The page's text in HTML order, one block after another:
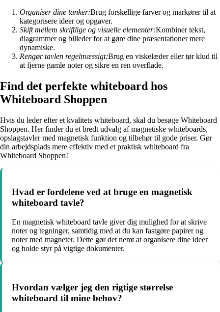
Organiser dine tanker:Brug forskellige farver og markører til at
kategorisere ideer og opgaver.
Skift mellem skriftlige og visuelle elementer:Kombiner tekst,
diagrammer og billeder for at gøre dine præsentationer mere
dynamiske.
Rengør tavlen regelmæssigt:Brug en viskelæder eller tør klud til
at fjerne gamle noter og sikre en ren overflade.
Find det perfekte whiteboard hos
Whiteboard Shoppen
Hvis du leder efter et kvalitets whiteboard, skal du besøge Whiteboard
Shoppen. Her finder du et bredt udvalg af magnetiske whiteboards,
opslagstavler med magnetisk funktion og tilbehør til gode priser. Gør
din arbejdsplads mere effektiv med et praktisk whiteboard fra
Whiteboard Shoppen!
Hvad er fordelene ved at bruge en magnetisk
whiteboard tavle?
En magnetisk whiteboard tavle giver dig mulighed for at skrive
noter og tegninger, samtidig med at du kan fastgøre papirer og
noter med magneter. Dette gør det nemt at organisere dine ideer
og holde styr på vigtige dokumenter.
Hvordan vælger jeg den rigtige størrelse
whiteboard til mine behov?